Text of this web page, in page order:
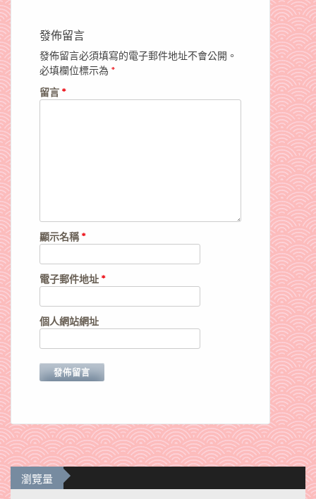
發佈留言
發佈留言必須填寫的電子郵件地址不會公開。
必填欄位標示為 *
留言 *
顯示名稱*
電子郵件地址 *
個人網站網址
瀏覽量